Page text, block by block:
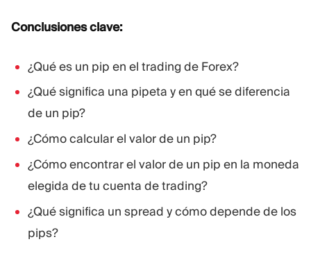
Conclusiones clave:
¿Qué es un pip en el trading de Forex?
¿Qué significa una pipeta y en qué se diferencia
de un pip?
¿Cómo calcular el valor de un pip?
¿Cómo encontrar el valor de un pip en la moneda
elegida de tu cuenta de trading?
¿Qué significa un spread y cómo depende de los
pips?
Calculadora
Sostenibilidad